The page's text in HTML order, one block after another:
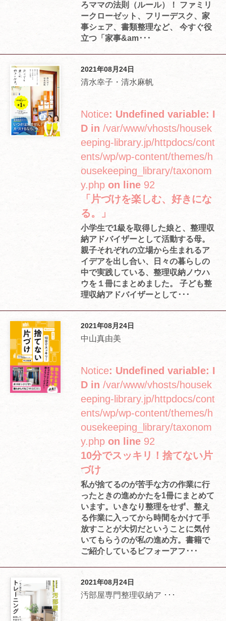
ろママの法則（ルール）！ ファミリ
ークローゼット、フリーデスク、家
事シェア、書類整理など、 今すぐ役
立つ「家事&am･･･
2021年08月24日
清水幸子・清水麻帆
Notice: Undefined variable: I
D in /var/www/vhosts/housek
eeping-library.jp/httpdocs/cont
ents/wp/wp-content/themes/h
ousekeeping_library/taxonom
y.php on line 92
「片づけを楽しむ、好きにな
る。」
小学生で1級を取得した娘と、整理収
納アドバイザーとして活動する母。
親子それぞれの立場から生まれるア
イデアを出し合い、日々の暮らしの
中で実践している、整理収納ノウハ
ウを１冊にまとめました。 子ども整
理収納アドバイザーとして･･･
2021年08月24日
中山真由美
Notice: Undefined variable: I
D in /var/www/vhosts/housek
eeping-library.jp/httpdocs/cont
ents/wp/wp-content/themes/h
ousekeeping_library/taxonom
y.php on line 92
10分でスッキリ！捨てない片
づけ
私が捨てるのが苦手な方の作業に行
ったときの進めかたを1冊にまとめて
います。いきなり整理をせず、整え
る作業に入ってから時間をかけて手
放すことが大切だということに気付
いてもらうのが私の進め方。書籍で
ご紹介しているビフォーアフ･･･
2021年08月24日
汚部屋専門整理収納ア ･･･